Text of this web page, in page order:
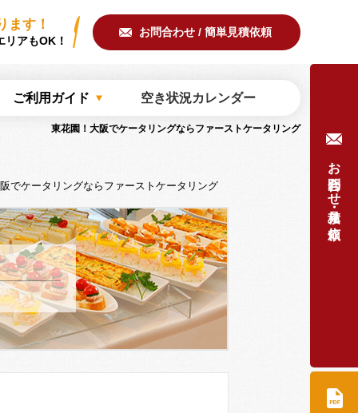
common/meta.phpon line51
東花園！大阪でケータリングならファーストケータリング
ます！
アもOK！
お問合わせ / 簡単見積依頼
ご利用ガイド 空き状況カレンダー
でケータリングならファーストケータリング お問合わせ・見積り依頼